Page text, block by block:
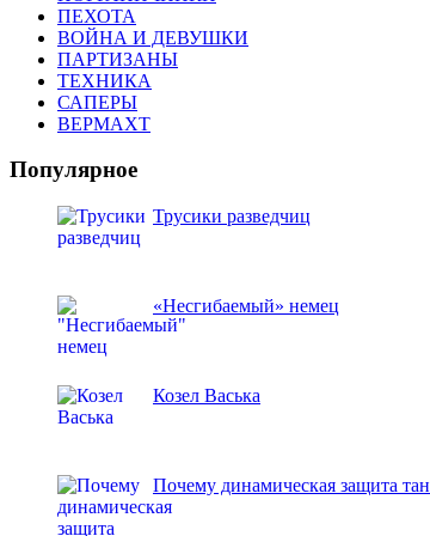
ПЕХОТА
ВОЙНА И ДЕВУШКИ
ПАРТИЗАНЫ
ТЕХНИКА
САПЕРЫ
ВЕРМАХТ
Популярное
Трусики разведчиц
«Несгибаемый» немец
Козел Васька
Почему динамическая защита